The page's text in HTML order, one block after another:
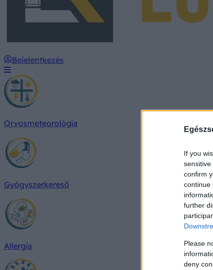
If you
confirm
continue
further
Please
deny
Bejelentkezés
Orvosmeteorológia
Gyógyszerkereső
Allergia